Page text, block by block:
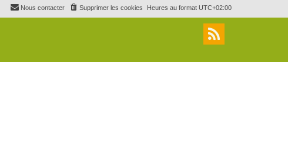
Heures au format UTC+02:00
Supprimer les cookies
Nous contacter